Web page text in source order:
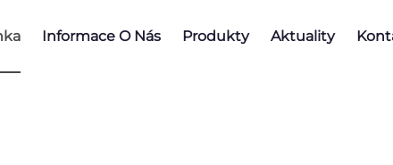
Informace O Nás Produkty Aktuality